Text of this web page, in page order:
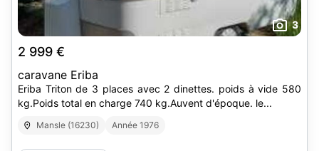
3
2 999 €
caravane Eriba
Eriba Triton de 3 places avec 2 dinettes. poids à vide 580
kg.Poids total en charge 740 kg.Auvent d'époque. le...
Mansle (16230) Année 1976